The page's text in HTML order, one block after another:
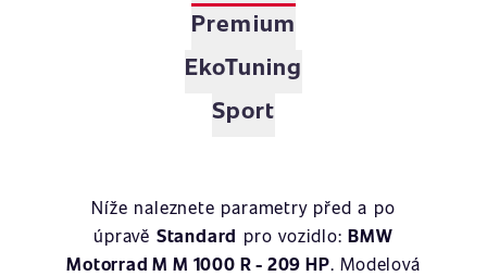
Premium
EkoTuning
Sport
Níže naleznete parametry před a po
úpravě Standard pro vozidlo:BMW
Motorrad M M 1000 R - 209 HP. Modelová